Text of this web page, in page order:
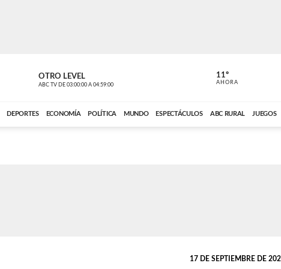
OTRO LEVEL
ABC TV DE 03:00:00 A 04:59:00 ABC CARDINAL
11º
AHORA
DEPORTES ECONOMÍA POLÍTICA MUNDO ESPECTÁCULOS ABC RURAL JUEGOS
17 DE SEPTIEMBRE DE